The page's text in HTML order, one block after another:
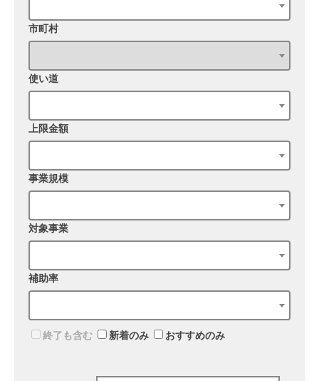
市町村
使い道
上限金額
事業規模
対象事業
補助率
終了も含む 新着のみ おすすめのみ